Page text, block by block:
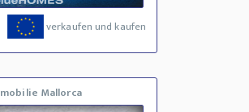
verkaufen und kaufen
Mallorca